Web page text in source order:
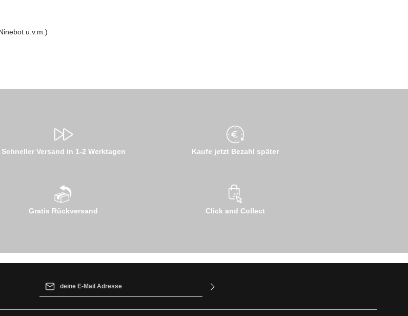
u.v.m.)
Schneller Versand in 1-2 Werktagen Kaufe jetzt Bezahl später
Gratis Rückversand Click and Collect